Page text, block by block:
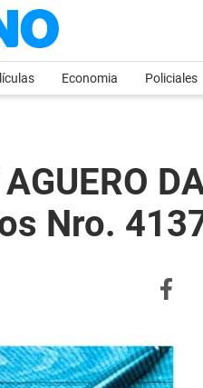
Economia Policiales
Nro.